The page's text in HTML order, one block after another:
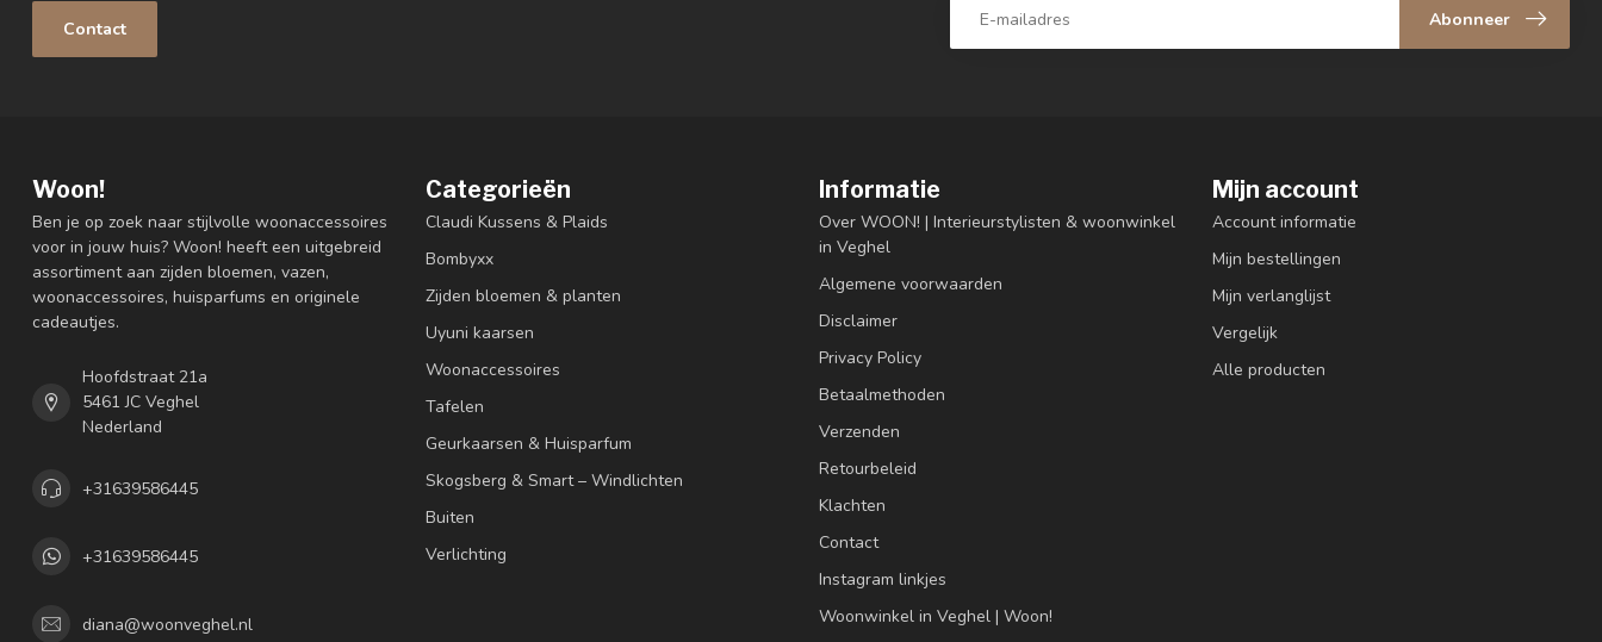
Contact Abonneer
Woon!
Ben je op zoek naar stijlvolle woonaccessoires
voor in jouw huis? Woon! heeft een uitgebreid
assortiment aan zijden bloemen, vazen,
woonaccessoires, huisparfums en originele
cadeautjes.
Hoofdstraat 21a
5461 JC Veghel
Nederland
+31639586445
+31639586445
diana@woonveghel.nl
Categorieën
Claudi Kussens & Plaids
Bombyxx
Zijden bloemen & planten
Uyuni kaarsen
Woonaccessoires
Tafelen
Geurkaarsen & Huisparfum
Skogsberg & Smart – Windlichten
Buiten
Verlichting
Informatie
Over WOON! | Interieurstylisten & woonwinkel
in Veghel
Algemene voorwaarden
Disclaimer
Privacy Policy
Betaalmethoden
Verzenden
Retourbeleid
Klachten
Contact
Instagram linkjes
Woonwinkel in Veghel | Woon!
Mijn account
Account informatie
Mijn bestellingen
Mijn verlanglijst
Vergelijk
Alle producten